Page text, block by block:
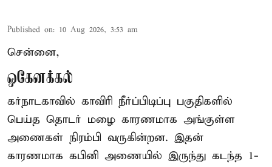
Published on: 10 Aug 2026, 3:53 am
சென்னை,
ஒகேனக்கல்
கர்நாடகாவில் காவிரி நீர்ப்பிடிப்பு பகுதிகளில்
பெய்த தொடர் மழை காரணமாக அங்குள்ள
அணைகள் நிரம்பி வருகின்றன. இதன்
காரணமாக கபினி அணையில் இருந்து கடந்த 1-